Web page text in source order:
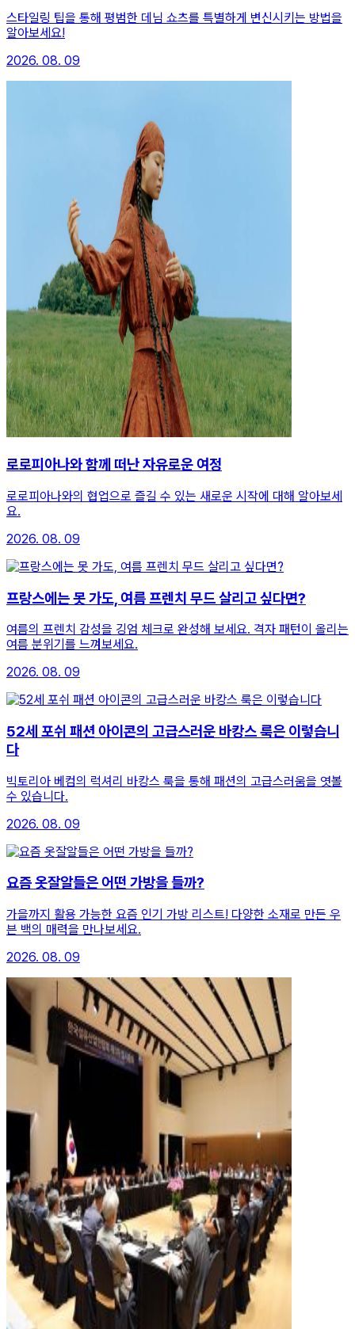
스타일링 팁을 통해 평범한 데님 쇼츠를 특별하게 변신시키는 방법을
알아보세요!
2026. 08. 09
로로피아나와 함께 떠난 자유로운 여정
로로피아나와의 협업으로 즐길 수 있는 새로운 시작에 대해 알아보세
요.
2026. 08. 09
프랑스에는 못 가도, 여름 프렌치 무드 살리고 싶다면?
여름의 프렌치 감성을 깅엄 체크로 완성해 보세요. 격자 패턴이 올리는
여름 분위기를 느껴보세요.
2026. 08. 09
52세 포쉬 패션 아이콘의 고급스러운 바캉스 룩은 이렇습니
다
빅토리아 베컴의 럭셔리 바캉스 룩을 통해 패션의 고급스러움을 엿볼
수 있습니다.
2026. 08. 09
요즘 옷잘알들은 어떤 가방을 들까?
가을까지 활용 가능한 요즘 인기 가방 리스트! 다양한 소재로 만든 우
븐 백의 매력을 만나보세요.
2026. 08. 09